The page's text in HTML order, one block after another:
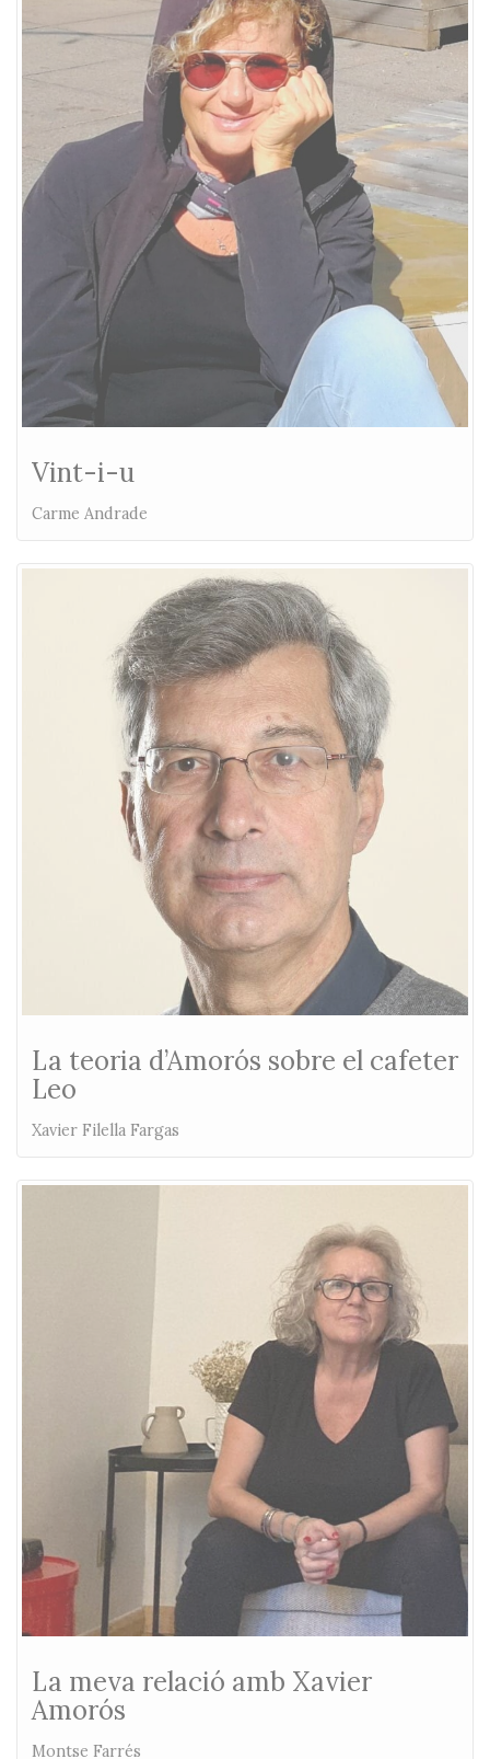
Vint-i-u
Carme Andrade
La teoria d’Amorós sobre el cafeter
Leo
Xavier Filella Fargas
La meva relació amb Xavier
Amorós
Montse Farrés